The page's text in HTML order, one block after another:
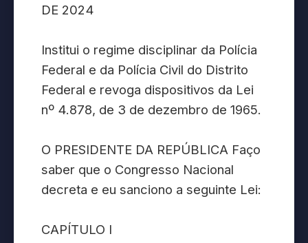
DE 2024
Institui o regime disciplinar da Polícia
Federal e da Polícia Civil do Distrito
Federal e revoga dispositivos da Lei
nº 4.878, de 3 de dezembro de 1965.
O PRESIDENTE DA REPÚBLICA Faço
saber que o Congresso Nacional
decreta e eu sanciono a seguinte Lei:
CAPÍTULO I